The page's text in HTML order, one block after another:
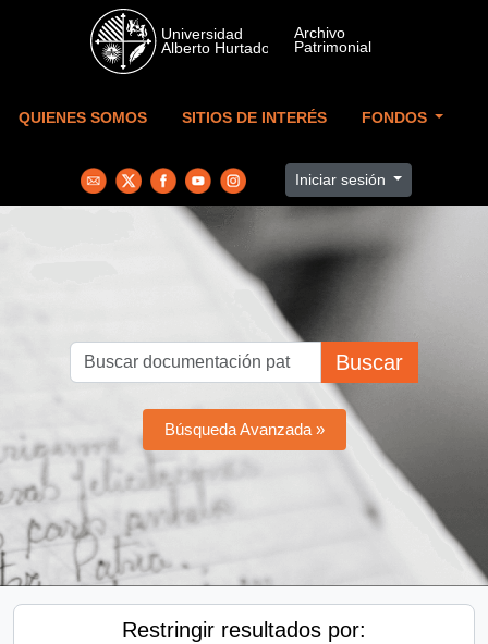
Skip to main content
QUIENES SOMOS SITIOS DE INTERÉS FONDOS
Iniciar sesión
Buscar
Búsqueda Avanzada »
Restringir resultados por: